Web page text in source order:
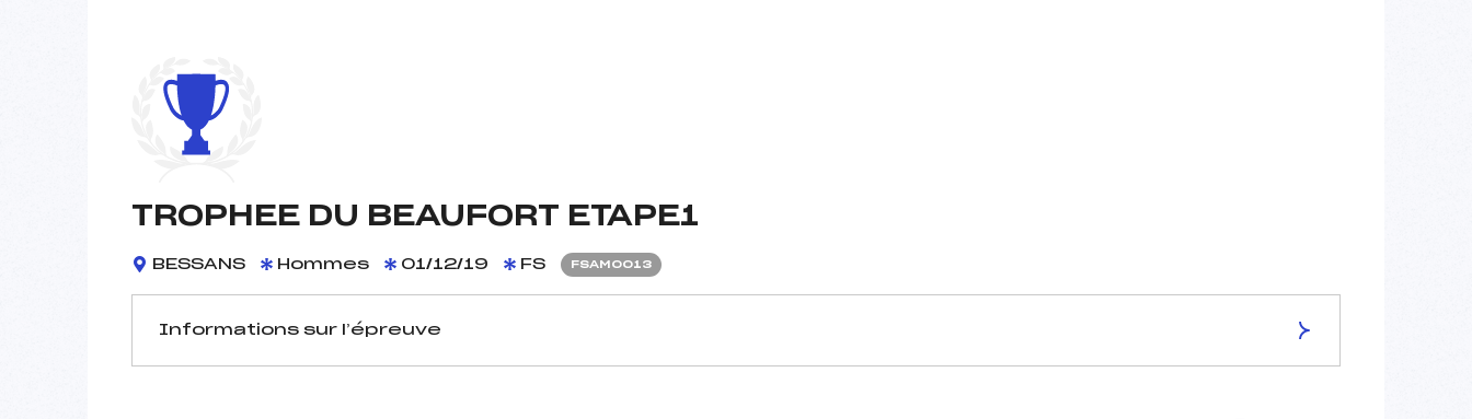
TROPHEE DU BEAUFORT ETAPE1
BESSANS Hommes 01/12/19 FS FSAM0013
Informations sur l’épreuve